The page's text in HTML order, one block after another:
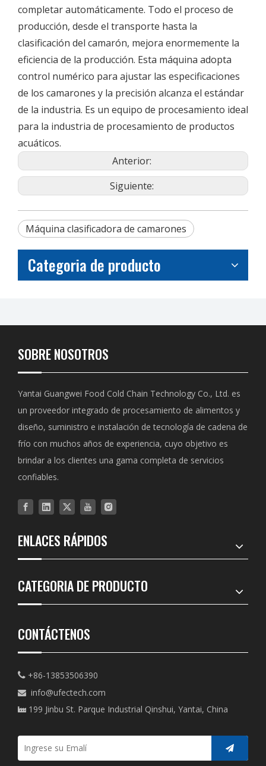
completar automáticamente. Todo el proceso de
producción, desde el transporte hasta la
clasificación del camarón, mejora enormemente la
eficiencia de la producción. Esta máquina adopta
control numérico para ajustar las especificaciones
de los camarones y la precisión alcanza el estándar
de la industria. Es un equipo de procesamiento ideal
para la industria de procesamiento de productos
acuáticos.
Anterior:
Siguiente:
Máquina clasificadora de camarones
Categoria de producto
SOBRE NOSOTROS
Yantai Guangwei Food Cold Chain Technology Co., Ltd. es
un proveedor integrado de procesamiento de alimentos y
diseño, suministro e instalación de tecnología de cadena de
frío con muchos años de experiencia, cuyo objetivo es
brindar a los clientes una gama completa de servicios
confiables.
ENLACES RÁPIDOS
CATEGORIA DE PRODUCTO
CONTÁCTENOS
 +86-13853506390
 info@ufectech.com
 199 Jinbu St. Parque Industrial Qinshui, Yantai, China